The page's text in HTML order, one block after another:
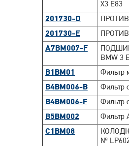
X3 E83
201730-D
201730-E
A7BM007-F
BMW 3
B1BM01
Фильтр
B4BM006-B
Фильтр
B4BM006-F
Фильтр
B5BM002
Фильтр
C1BM08
№